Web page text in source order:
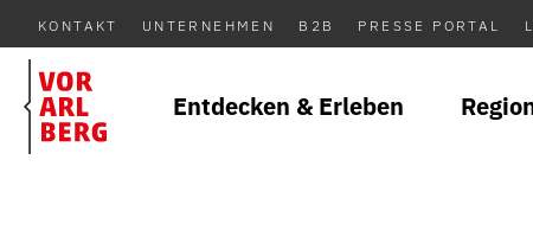
KONTAKT UNTERNEHMEN B2B PRESSE PORTAL
Entdecken & Erleben